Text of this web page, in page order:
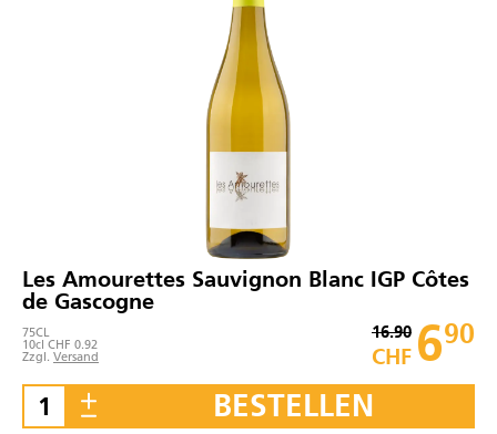
Les Amourettes Sauvignon Blanc IGP Côtes
de Gascogne
75CL
10cl CHF 0.92
Zzgl. Versand
16.90
CHF 690
BESTELLEN